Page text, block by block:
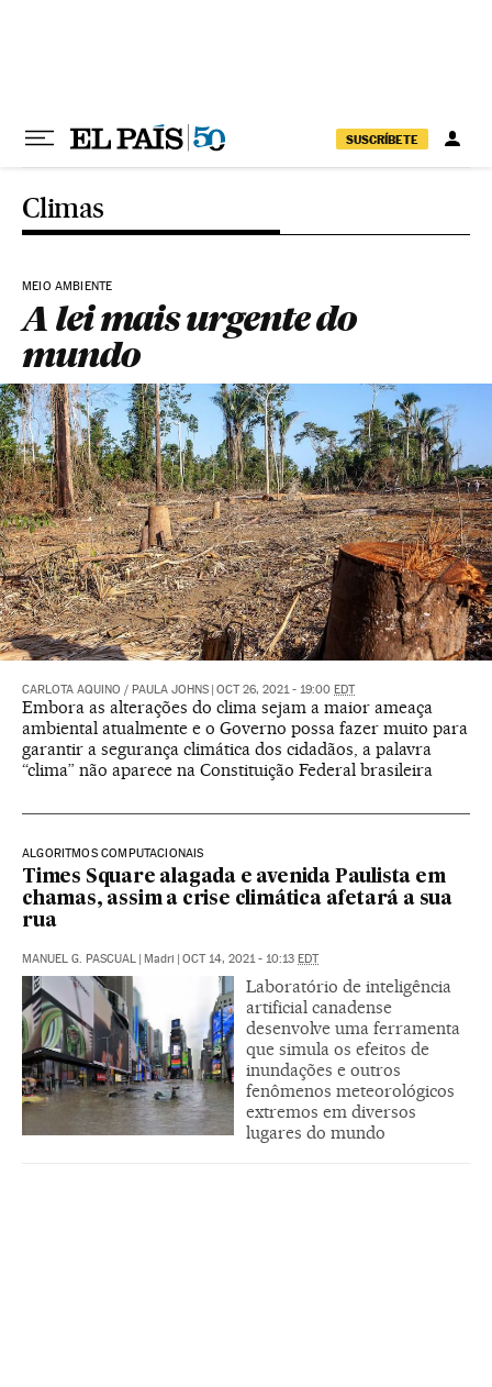
SUSCRÍBETE
Climas
MEIO AMBIENTE
A lei mais urgente do
mundo
CARLOTA AQUINO / PAULA JOHNS OCT 26, 2021 - 19:00 EDT
Embora as alterações do clima sejam a maior ameaça
ambiental atualmente e o Governo possa fazer muito para
garantir a segurança climática dos cidadãos, a palavra
“clima” não aparece na Constituição Federal brasileira
ALGORITMOS COMPUTACIONAIS
Times Square alagada e avenida Paulista em
chamas, assim a crise climática afetará a sua
rua
MANUEL G. PASCUAL Madri OCT 14, 2021 - 10:13 EDT
Laboratório de inteligência
artificial canadense
desenvolve uma ferramenta
que simula os efeitos de
inundações e outros
fenômenos meteorológicos
extremos em diversos
lugares do mundo